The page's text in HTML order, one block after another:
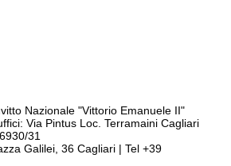
Nazionale "Vittorio Emanuele II"
Via Pintus Loc. Terramaini Cagliari
31
Galilei, 36 Cagliari | Tel +39